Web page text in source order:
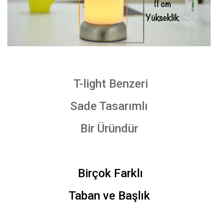
T-light Benzeri
Sade Tasarımlı
Bir Üründür
Birçok Farklı
Taban ve Başlık